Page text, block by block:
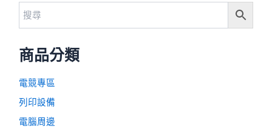
商品分類
電競專區
列印設備
電腦周邊